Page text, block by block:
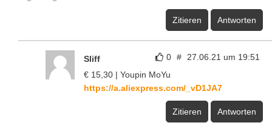
Zitieren Antworten
0 # 27.06.21 um 19:51
Sliff
€ 15,30 | Youpin MoYu
https://a.aliexpress.com/_vD1JA7
Zitieren Antworten